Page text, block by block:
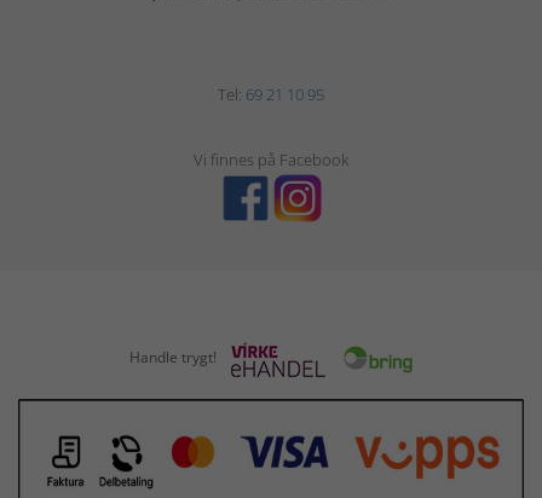
Tel: 69 21 10 95
Vi finnes på Facebook
Handle trygt!